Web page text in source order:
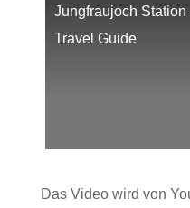
Jungfraujoch Station
Travel Guide
Das Video wird von